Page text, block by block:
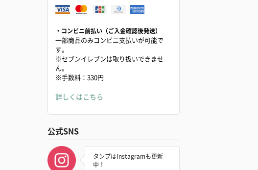
・コンビニ前払い（ご入金確認後発送）
一部商品のみコンビニ支払いが可能で
す。
※セブンイレブンは取り扱いできませ
ん。
※手数料：330円
詳しくはこちら
公式SNS
タンプはInstagramも更新
中！